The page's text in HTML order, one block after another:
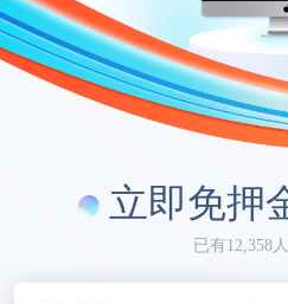
立即免押
已有12,358